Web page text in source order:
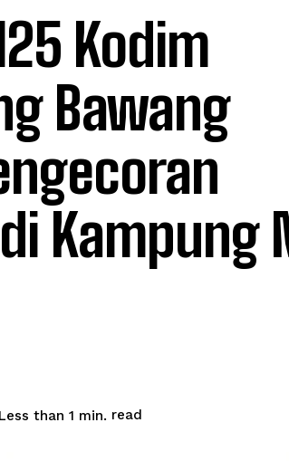
Kodim
Bawang
Kampung
Less than 1 min. read